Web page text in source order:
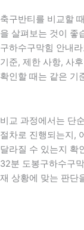
축구반티를 비교할
을 살펴보는 것이 좋
구하수구막힘 안내
기준, 제한 사항, 사
확인할 때는 같은 기
비교 과정에서는 단
절차로 진행되는지,
달라질 수 있는지 확
32분 도봉구하수구
재 상황에 맞는 판단